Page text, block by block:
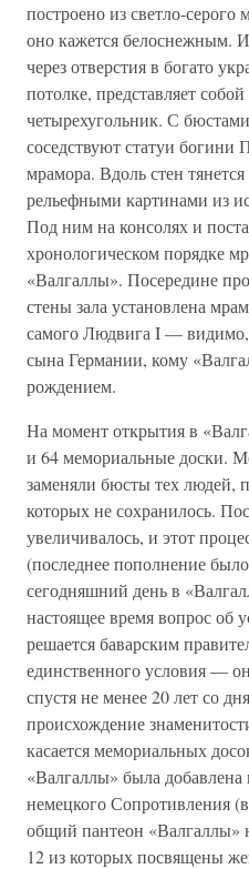
построено из светло-
оно кажется белоснежным.
через отверстия в богато
потолке, представляет
четырехугольник. С
соседствуют статуи богини
мрамора. Вдоль стен
рельефными картинами из
Под ним на консолях и
хронологическом порядке
«Валгаллы». Посередине
стены зала установлена
самого Людвига I —
сына Германии, кому
рождением.
На момент открытия в
и 64 мемориальные доски.
заменяли бюсты тех людей,
которых не сохранилось.
увеличивалось, и этот
(последнее пополнение
сегодняшний день в
настоящее время вопрос об
решается баварским
единственного условия —
спустя не менее 20 лет со
происхождение
касается мемориальных
«Валгаллы» была
немецкого Сопротивления
общий пантеон «Валгаллы»
12 из которых посвящены